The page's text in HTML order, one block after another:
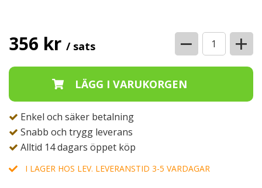
356 kr / sats − +
Enkel och säker betalning
Snabb och trygg leverans
Alltid 14 dagars öppet köp
I LAGER HOS LEV. LEVERANSTID 3-5 VARDAGAR